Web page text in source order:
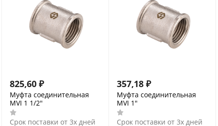
825,60 ₽
Муфта соединительная
MVI 1 1/2"
Срок поставки от 3х дней
357,18 ₽
Муфта соединительная
MVI 1"
Срок поставки от 3х дней